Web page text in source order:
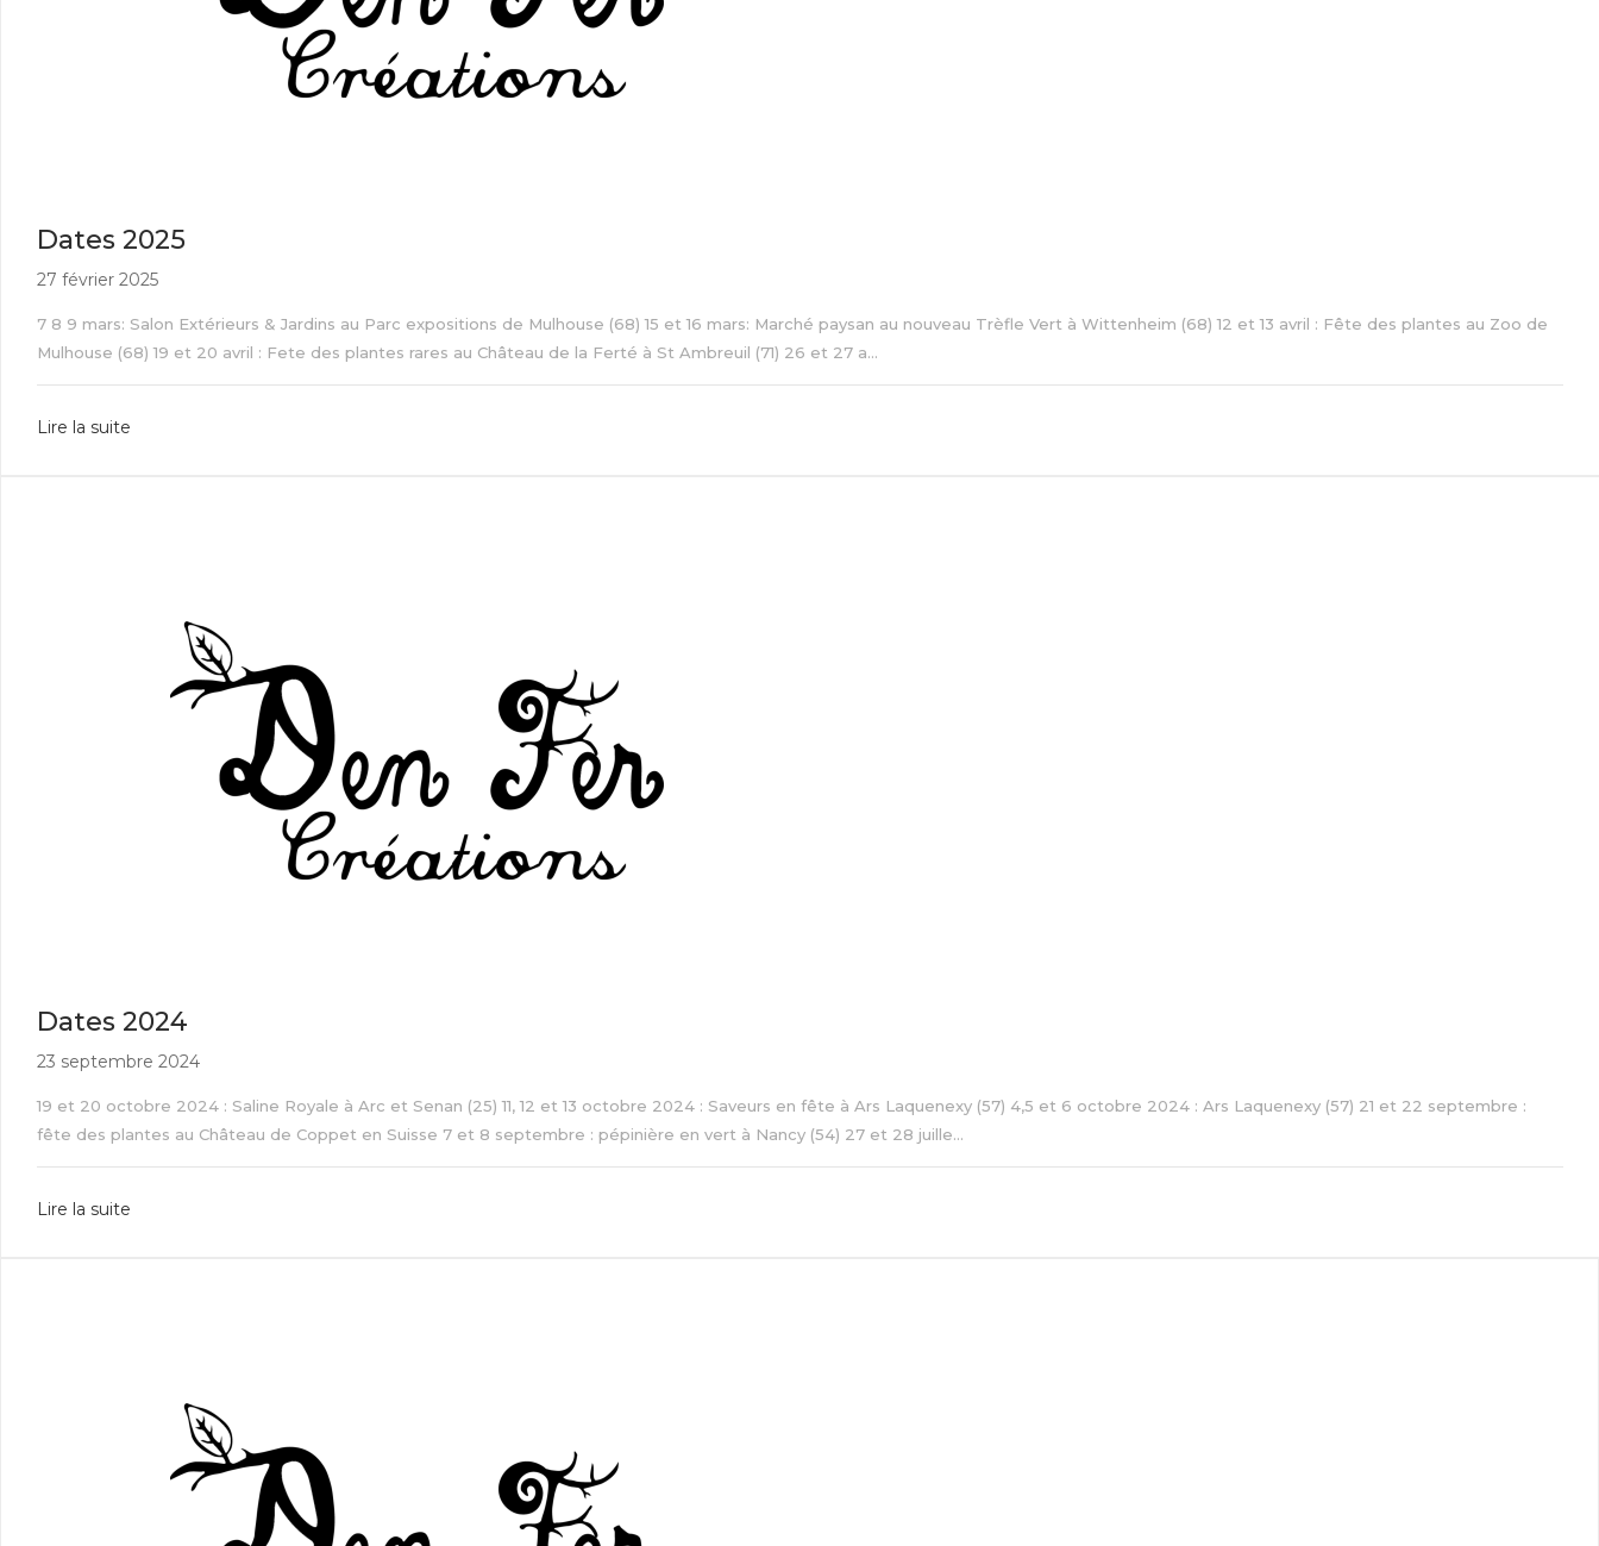
Dates 2025
27 février 2025
7 8 9 mars: Salon Extérieurs & Jardins au Parc expositions de Mulhouse (68) 15 et 16 mars: Marché paysan au nouveau Trèfle Vert à Wittenheim (68) 12 et 13 avril : Fête des plantes au Zoo de
Mulhouse (68) 19 et 20 avril : Fete des plantes rares au Château de la Ferté à St Ambreuil (71) 26 et 27 a...
Lire la suite
Dates 2024
23 septembre 2024
19 et 20 octobre 2024 : Saline Royale à Arc et Senan (25) 11, 12 et 13 octobre 2024 : Saveurs en fête à Ars Laquenexy (57) 4,5 et 6 octobre 2024 : Ars Laquenexy (57) 21 et 22 septembre :
fête des plantes au Château de Coppet en Suisse 7 et 8 septembre : pépinière en vert à Nancy (54) 27 et 28 juille...
Lire la suite